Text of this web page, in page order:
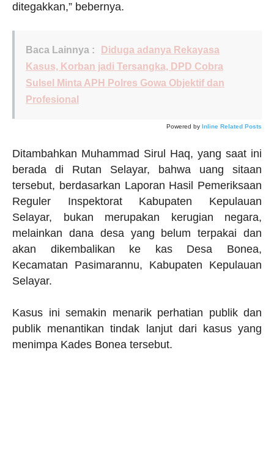
ditegakkan,” bebernya.
Baca Lainnya :
Diduga adanya Rekayasa
Kasus, Korban jadi Tersangka, DPD Cobra
Sulsel Minta APH Polres Gowa Objektif dan
Profesional
Powered by Inline Related Posts
Ditambahkan Muhammad Sirul Haq, yang saat ini
berada di Rutan Selayar, bahwa uang sitaan
tersebut, berdasarkan Laporan Hasil Pemeriksaan
Reguler Inspektorat Kabupaten Kepulauan
Selayar, bukan merupakan kerugian negara,
melainkan dana desa yang belum terpakai dan
akan dikembalikan ke kas Desa Bonea,
Kecamatan Pasimarannu, Kabupaten Kepulauan
Selayar.
Kasus ini semakin menarik perhatian publik dan
publik menantikan tindak lanjut dari kasus yang
menimpa Kades Bonea tersebut.